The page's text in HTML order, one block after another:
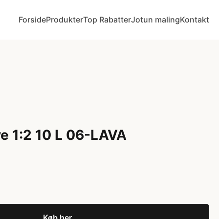
ForsideProdukterTop RabatterJotun malingKontakt
1:2 10 L 06-LAVA